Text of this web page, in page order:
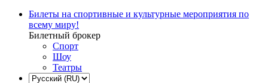
Билеты на спортивные и культурные мероприятия по
всему миру!
Билетный брокер
Спорт
Шоу
Театры